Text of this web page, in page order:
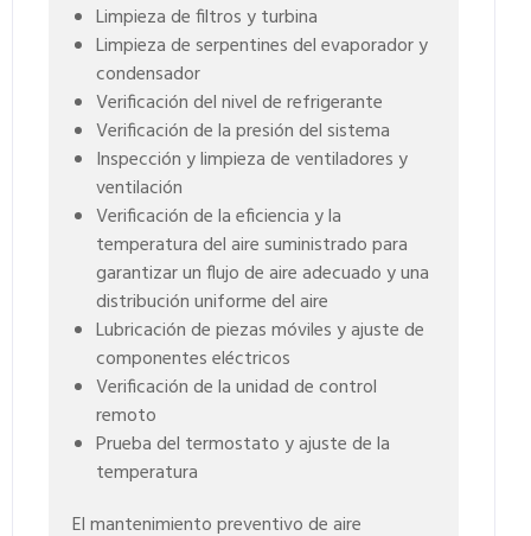
Limpieza de filtros y turbina
Limpieza de serpentines del evaporador y
condensador
Verificación del nivel de refrigerante
Verificación de la presión del sistema
Inspección y limpieza de ventiladores y
ventilación
Verificación de la eficiencia y la
temperatura del aire suministrado para
garantizar un flujo de aire adecuado y una
distribución uniforme del aire
Lubricación de piezas móviles y ajuste de
componentes eléctricos
Verificación de la unidad de control
remoto
Prueba del termostato y ajuste de la
temperatura
El mantenimiento preventivo de aire